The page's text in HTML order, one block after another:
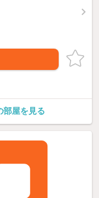
部屋を見る